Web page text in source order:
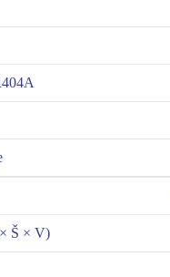
Š × V)